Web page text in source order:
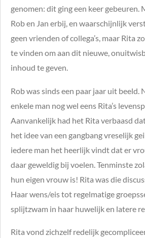
genomen: dit ging een keer gebeuren.
Rob en Jan erbij, en waarschijnlijk
geen vrienden of collega’s, maar Rita
te vinden om aan dit nieuwe,
inhoud te geven.
Rob was sinds een paar jaar uit beeld.
enkele man nog wel eens Rita’s
Aanvankelijk had het Rita verbaasd
het idee van een gangbang vreselijk
iedere man het heerlijk vindt dat er
daar geweldig bij voelen. Tenminste
hun eigen vrouw is! Rita was die
Haar wens/eis tot regelmatige
splijtzwam in haar huwelijk en latere
Rita vond zichzelf redelijk